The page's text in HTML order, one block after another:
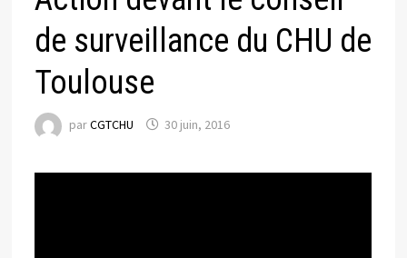
de surveillance du CHU de
Toulouse
parCGTCHU 30 juin, 2016